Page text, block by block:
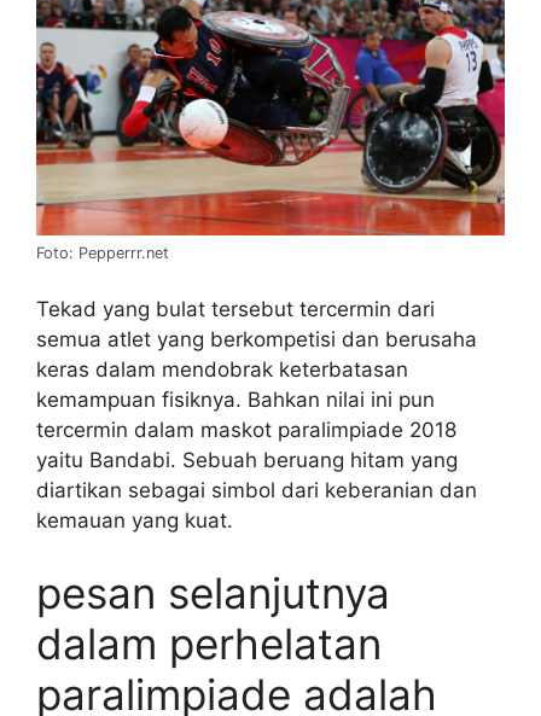
Foto: Pepperrr.net
Tekad yang bulat tersebut tercermin dari
semua atlet yang berkompetisi dan berusaha
keras dalam mendobrak keterbatasan
kemampuan fisiknya. Bahkan nilai ini pun
tercermin dalam maskot paralimpiade 2018
yaitu Bandabi. Sebuah beruang hitam yang
diartikan sebagai simbol dari keberanian dan
kemauan yang kuat.
pesan selanjutnya
dalam perhelatan
paralimpiade adalah